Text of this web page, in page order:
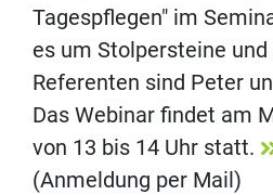
Tagespflegen" im
es um Stolpersteine
Referenten sind Peter
Das Webinar findet am
von 13 bis 14 Uhr statt.
(Anmeldung per Mail)